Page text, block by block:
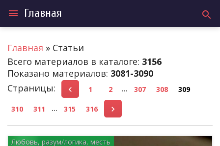
menu Главная search
Главная » Статьи
Всего материалов в каталоге: 3156
Показано материалов: 3081-3090
Страницы: 1 2 ... 307 308 309
310 311 ... 315 316
Любовь, разум/логика, месть